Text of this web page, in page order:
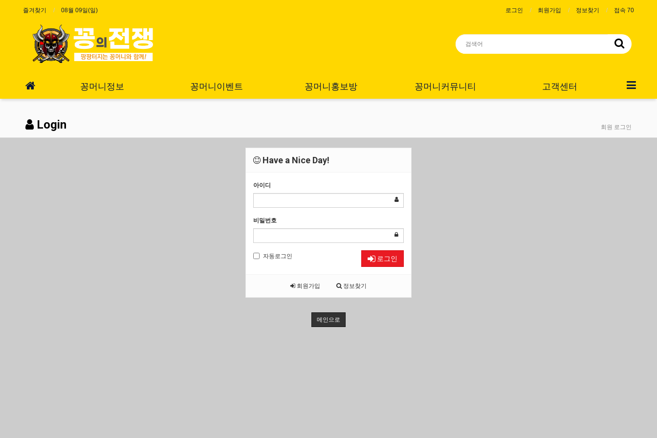
즐겨찾기 08월 09일(일) 로그인 회원가입 정보찾기 접속 70
꽁머니정보 꽁머니이벤트 꽁머니홍보방 꽁머니커뮤니티 고객센터
Login 회원 로그인
Have a Nice Day!
아이디
비밀번호
자동로그인 로그인
회원가입 정보찾기
메인으로